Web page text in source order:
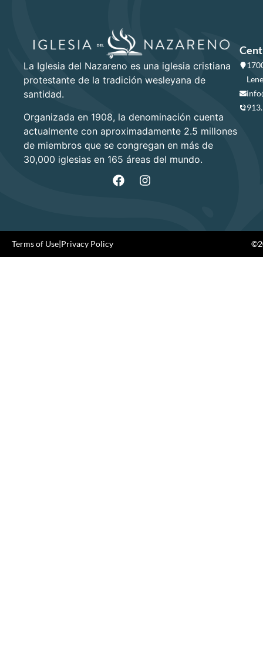
La Iglesia del Nazareno es una iglesia cristiana
protestante de la tradición wesleyana de
santidad.
Organizada en 1908, la denominación cuenta
actualmente con aproximadamente 2.5 millones
de miembros que se congregan en más de
30,000 iglesias en 165 áreas del mundo.
Terms of Use|Privacy Policy